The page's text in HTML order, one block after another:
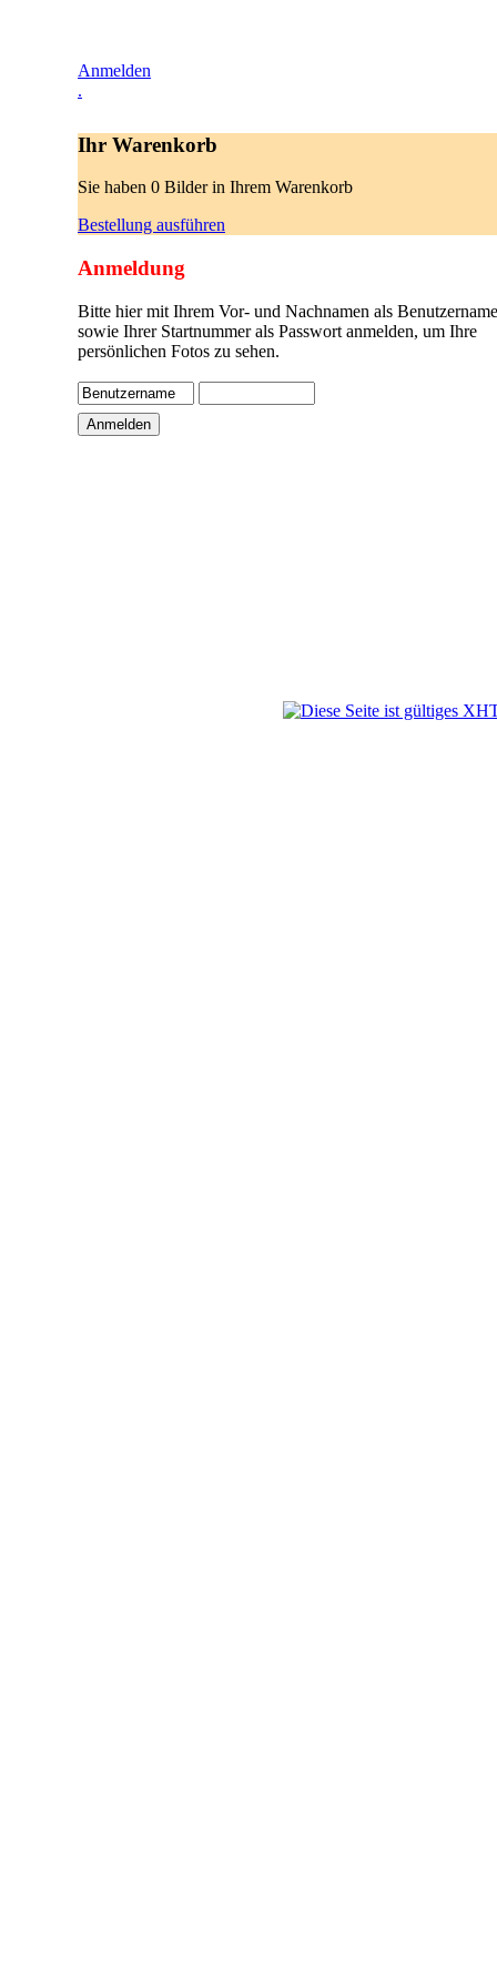
Anmelden
.
Ihr Warenkorb
Sie haben 0 Bilder in Ihrem Warenkorb
Bestellung ausführen
Anmeldung
Bitte hier mit Ihrem Vor- und Nachnamen als
sowie Ihrer Startnummer als Passwort anmelden, um Ihre
persönlichen Fotos zu sehen.